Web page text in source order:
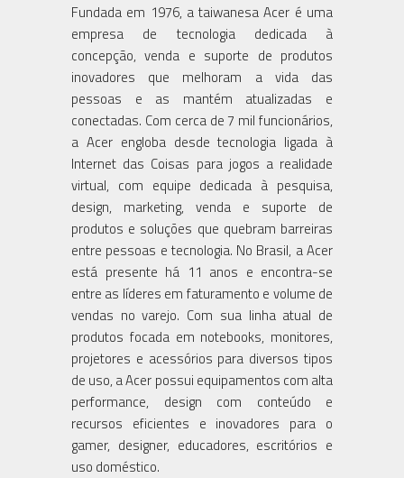
Fundada em 1976, a taiwanesa Acer é uma
empresa de tecnologia dedicada à
concepção, venda e suporte de produtos
inovadores que melhoram a vida das
pessoas e as mantém atualizadas e
conectadas. Com cerca de 7 mil funcionários,
a Acer engloba desde tecnologia ligada à
Internet das Coisas para jogos a realidade
virtual, com equipe dedicada à pesquisa,
design, marketing, venda e suporte de
produtos e soluções que quebram barreiras
entre pessoas e tecnologia. No Brasil, a Acer
está presente há 11 anos e encontra-se
entre as líderes em faturamento e volume de
vendas no varejo. Com sua linha atual de
produtos focada em notebooks, monitores,
projetores e acessórios para diversos tipos
de uso, a Acer possui equipamentos com alta
performance, design com conteúdo e
recursos eficientes e inovadores para o
gamer, designer, educadores, escritórios e
uso doméstico.